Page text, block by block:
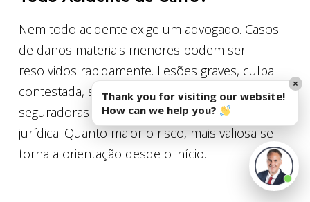
Nem todo acidente exige um advogado. Casos
de danos materiais menores podem ser
resolvidos rapidamente. Lesões graves, culpa
contestada, sintomas tardios ou pressão das
seguradoras geralmente justificam orientação
jurídica. Quanto maior o risco, mais valiosa se
torna a orientação desde o início.
Thank you for visiting our website!
How can we help you?
×